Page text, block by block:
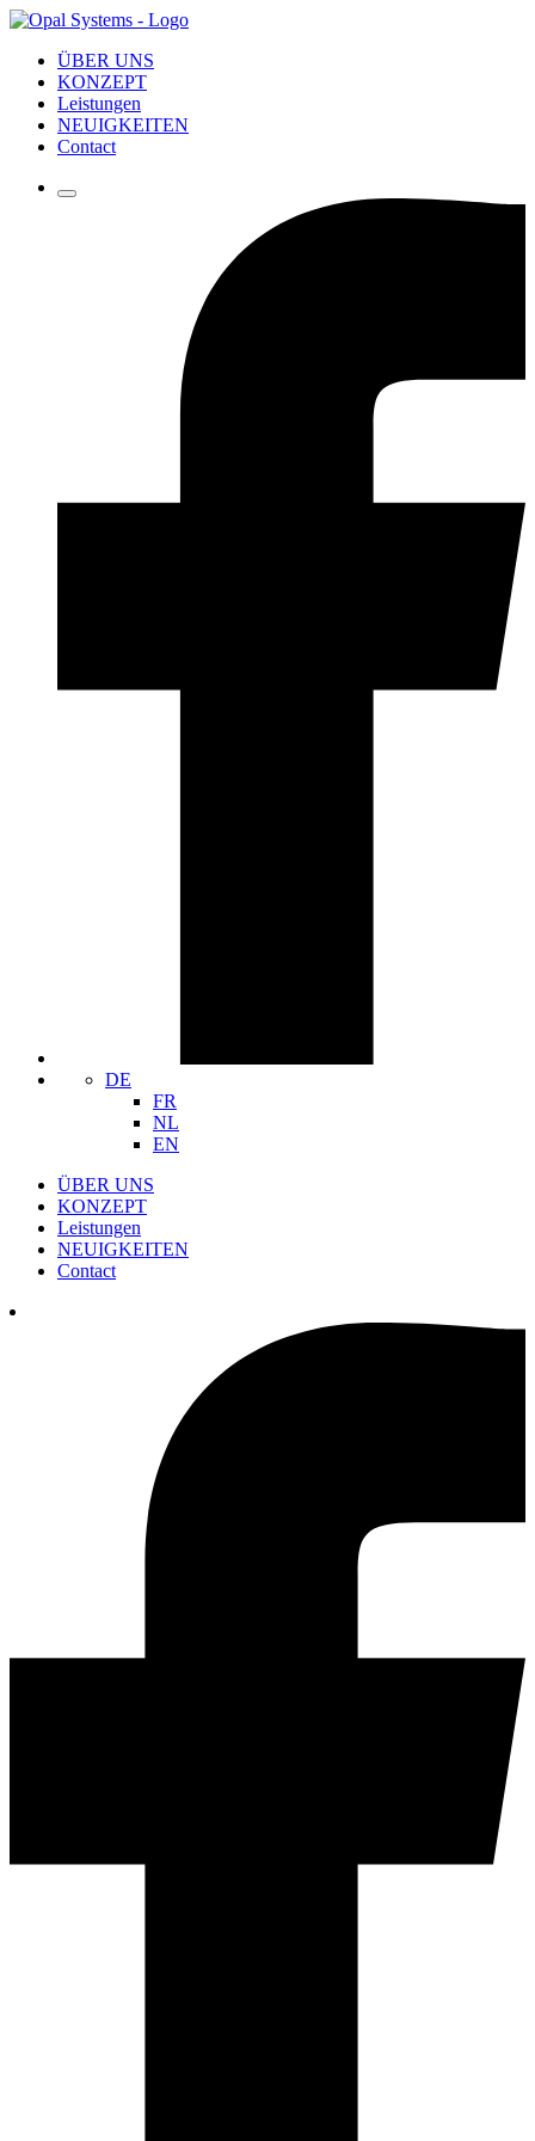
ÜBER UNS
KONZEPT
Leistungen
NEUIGKEITEN
Contact
DE
FR
NL
EN
ÜBER UNS
KONZEPT
Leistungen
NEUIGKEITEN
Contact